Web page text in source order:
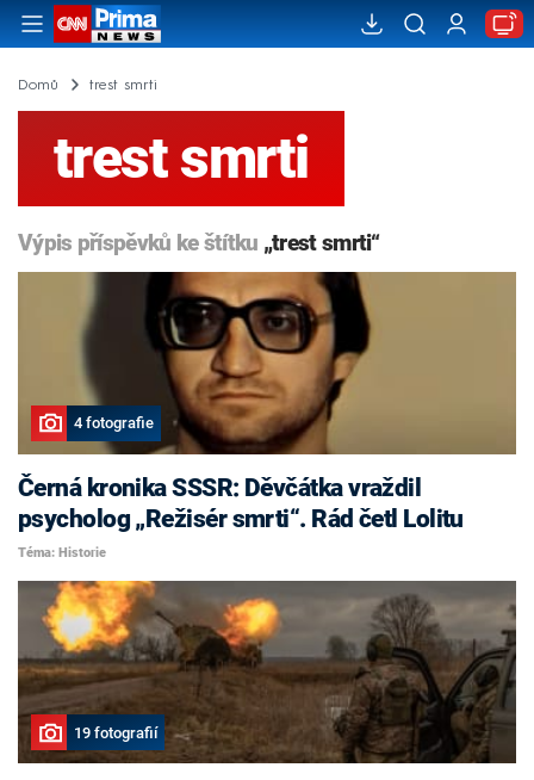
Domů trest smrti
trest smrti
Výpis příspěvků ke štítku „trest smrti“
4 fotografie
Černá kronika SSSR: Děvčátka vraždil
psycholog „Režisér smrti“. Rád četl Lolitu
Téma: Historie
19 fotografií